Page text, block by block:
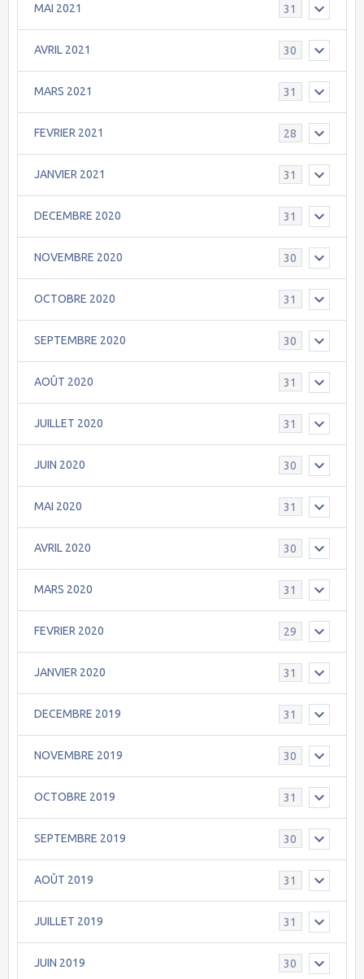
MAI 2021 31
AVRIL 2021 30
MARS 2021 31
FEVRIER 2021 28
JANVIER 2021 31
DECEMBRE 2020 31
NOVEMBRE 2020 30
OCTOBRE 2020 31
SEPTEMBRE 2020 30
AOÛT 2020 31
JUILLET 2020 31
JUIN 2020 30
MAI 2020 31
AVRIL 2020 30
MARS 2020 31
FEVRIER 2020 29
JANVIER 2020 31
DECEMBRE 2019 31
NOVEMBRE 2019 30
OCTOBRE 2019 31
SEPTEMBRE 2019 30
AOÛT 2019 31
JUILLET 2019 31
JUIN 2019 30